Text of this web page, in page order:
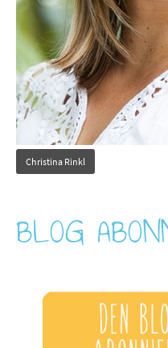
Christina Rinkl
BLOG